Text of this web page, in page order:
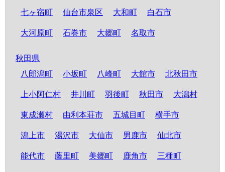
七ヶ宿町 仙台市泉区 大和町 白石市
大河原町 石巻市 大郷町 名取市
秋田県
八郎潟町
小坂町 八峰町 大館市 北秋田市
上小阿仁村 井川町 羽後町 秋田市 大潟村
東成瀬村 由利本荘市 五城目町 横手市
潟上市 湯沢市 大仙市 男鹿市 仙北市
能代市 藤里町 美郷町 鹿角市 三種町